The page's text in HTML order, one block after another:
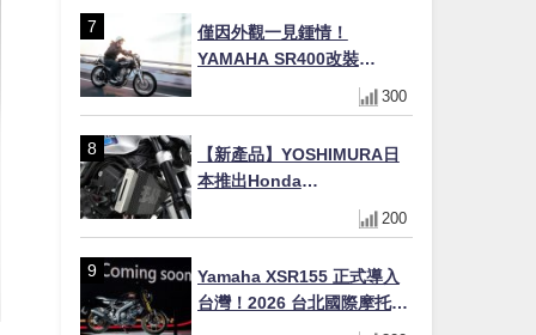
僅因外觀一見鍾情！
YAMAHA SR400改裝
Tracker風格｜ 女車主的機車
人生蛻變記
300
【新產品】YOSHIMURA日
本推出Honda
CB1000F/CB1000 HORNET
專用水箱護網，六角網紋設
200
Yamaha XSR155 正式導入
台灣！2026 台北國際摩托車
展亮相，70 週年紀念版